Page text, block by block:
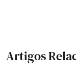
Artigos